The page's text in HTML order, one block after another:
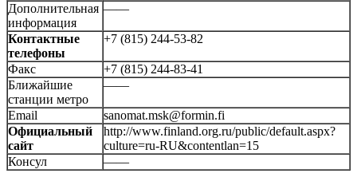
Дополнительная
информация
——
Контактные
телефоны
+7 (815) 244-53-82
Факс
+7 (815) 244-83-41
Ближайшие
станции метро
——
Email
sanomat.msk@formin.fi
Официальный
сайт
http://www.finland.org.ru/public/default.aspx?
culture=ru-RU&contentlan=15
Консул
——